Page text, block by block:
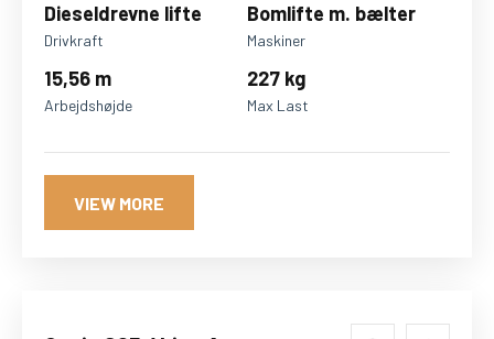
Dieseldrevne lifte
Drivkraft
Bomlifte m. bælter
Maskiner
15,56 m
Arbejdshøjde
227 kg
Max Last
VIEW MORE